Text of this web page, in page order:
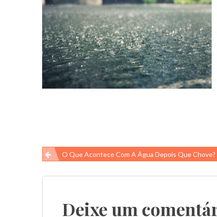
Navegação
de
O Que Acontece Com A Água Depois Que Chove?
Deixe um